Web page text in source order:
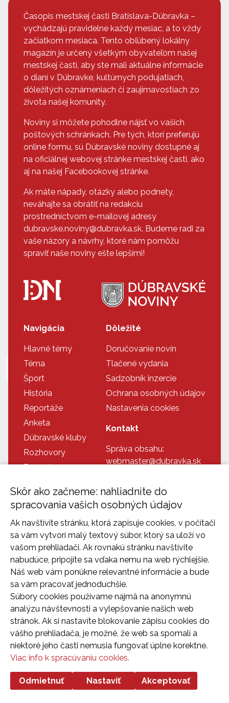
2026 © Mestská časť Bratislava-Dubravka
Tvorba web stránok
aredakčný systém odAlejTech,
spol. s r.o.
Časopis mestskej časti Bratislava-Dúbravka –
vychádzajú pravidelne každý mesiac, a to vždy
začiatkom mesiaca. Tento obľúbený lokálny
magazín je určený všetkým obyvateľom našej
mestskej časti, aby ste mali aktuálne informácie
o dianí v Dúbravke, kultúrnych podujatiach,
dôležitých oznámeniach či zaujímavostiach zo
života našej komunity.
Noviny si môžete pohodlne nájsť vo vašich
poštových schránkach. Pre tých, ktorí preferujú
online formu, sú Dúbravské noviny dostupné aj
na oficiálnej webovej stránke mestskej časti, ako
aj na našej Facebookovej stránke.
Ak máte nápady, otázky alebo podnety,
neváhajte sa obrátiť na redakciu
prostredníctvom e-mailovej adresy
dubravske.noviny@dubravka.sk. Budeme radi za
vaše názory a návrhy, ktoré nám pomôžu
spraviť naše noviny ešte lepšími!
Navigácia
Hlavné témy
Téma
Šport
História
Reportáže
Anketa
Dúbravské kluby
Rozhovory
Recepty
Program
Dúbravka na fotkách
Kontakt
Dôležité
Doručovanie novín
Tlačené vydania
Sadzobník inzercie
Ochrana osobných údajov
Nastavenia cookies
Kontakt
Správa obsahu:
webmaster@dubravka.sk
info@dubravka.sk
Dispečing:
Skôr ako začneme: nahliadnite do
spracovania vašich osobných údajov
Ak navštívite stránku, ktorá zapisuje cookies, v počítači
sa vám vytvorí malý textový súbor, ktorý sa uloží vo
vašom prehliadači. Ak rovnakú stránku navštívite
nabudúce, pripojíte sa vďaka nemu na web rýchlejšie.
Náš web vám ponúkne relevantné informácie a bude
sa vám pracovať jednoduchšie.
Súbory cookies používame najmä na anonymnú
analýzu návštevnosti a vylepšovanie našich web
stránok. Ak si nastavíte blokovanie zápisu cookies do
vášho prehliadača, je možné, že web sa spomalí a
niektoré jeho časti nemusia fungovať úplne korektne.
Viac info k spracúvaniu cookies.
Odmietnuť Nastaviť Akceptovať